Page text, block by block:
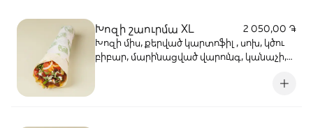
Խոզի շաուրմա XL
2 050,00 ֏
Խոզի միս, քերված կարտոֆիլ , սոխ, կծու
բիբար, մարինացված վարունգ, կանաչի,